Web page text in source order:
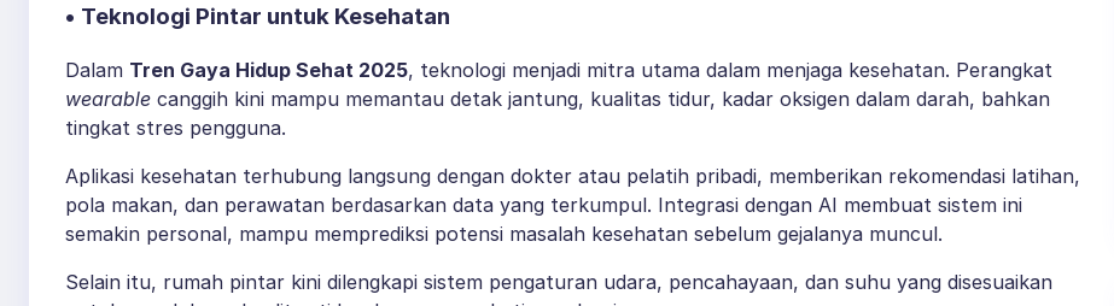
• Teknologi Pintar untuk Kesehatan
Dalam Tren Gaya Hidup Sehat 2025, teknologi menjadi mitra utama dalam menjaga kesehatan. Perangkat
wearable canggih kini mampu memantau detak jantung, kualitas tidur, kadar oksigen dalam darah, bahkan
tingkat stres pengguna.
Aplikasi kesehatan terhubung langsung dengan dokter atau pelatih pribadi, memberikan rekomendasi latihan,
pola makan, dan perawatan berdasarkan data yang terkumpul. Integrasi dengan AI membuat sistem ini
semakin personal, mampu memprediksi potensi masalah kesehatan sebelum gejalanya muncul.
Selain itu, rumah pintar kini dilengkapi sistem pengaturan udara, pencahayaan, dan suhu yang disesuaikan